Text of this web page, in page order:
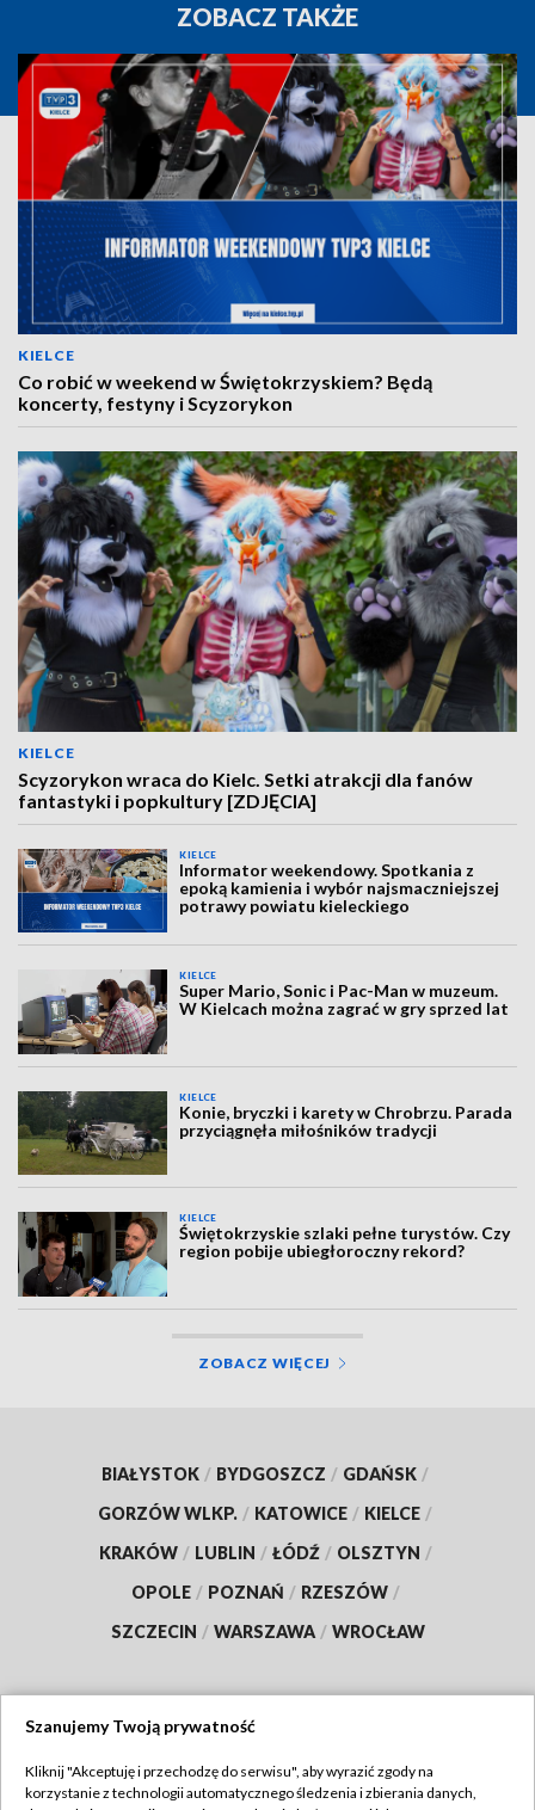
ZOBACZ TAKŻE
KIELCE
Co robić w weekend w Świętokrzyskiem? Będą
koncerty, festyny i Scyzorykon
KIELCE
Scyzorykon wraca do Kielc. Setki atrakcji dla fanów
fantastyki i popkultury [ZDJĘCIA]
KIELCE
Informator weekendowy. Spotkania z
epoką kamienia i wybór najsmaczniejszej
potrawy powiatu kieleckiego
KIELCE
Super Mario, Sonic i Pac-Man w muzeum.
W Kielcach można zagrać w gry sprzed lat
KIELCE
Konie, bryczki i karety w Chrobrzu. Parada
przyciągnęła miłośników tradycji
KIELCE
Świętokrzyskie szlaki pełne turystów. Czy
region pobije ubiegłoroczny rekord?
ZOBACZ WIĘCEJ
BIAŁYSTOK / BYDGOSZCZ / GDAŃSK /
GORZÓW WLKP. / KATOWICE / KIELCE /
KRAKÓW / LUBLIN / ŁÓDŹ / OLSZTYN /
OPOLE / POZNAŃ / RZESZÓW /
SZCZECIN / WARSZAWA / WROCŁAW
TVP
Szanujemy Twoją prywatność
Kliknij "Akceptuję i przechodzę do serwisu", aby wyrazić zgody na
korzystanie z technologii automatycznego śledzenia i zbierania danych,